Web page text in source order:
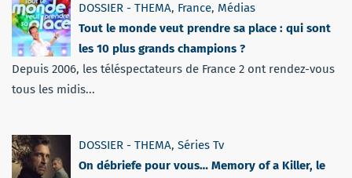
DOSSIER - THEMA, France, Médias
Tout le monde veut prendre sa place : qui sont
les 10 plus grands champions ?
Depuis 2006, les téléspectateurs de France 2 ont rendez-vous
tous les midis...
DOSSIER - THEMA, Séries Tv
On débriefe pour vous… Memory of a Killer, le